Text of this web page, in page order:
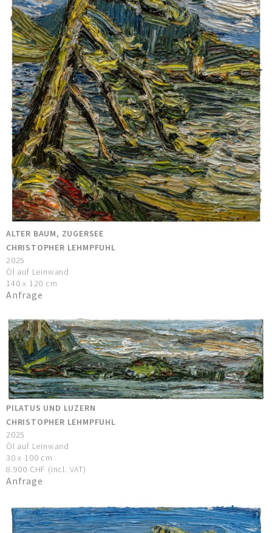
ALTER BAUM, ZUGERSEE
CHRISTOPHER LEHMPFUHL
2025
Öl auf Leinwand
140 x 120 cm
Anfrage
PILATUS UND LUZERN
CHRISTOPHER LEHMPFUHL
2025
Öl auf Leinwand
30 x 100 cm
8.900 CHF (incl. VAT)
Anfrage